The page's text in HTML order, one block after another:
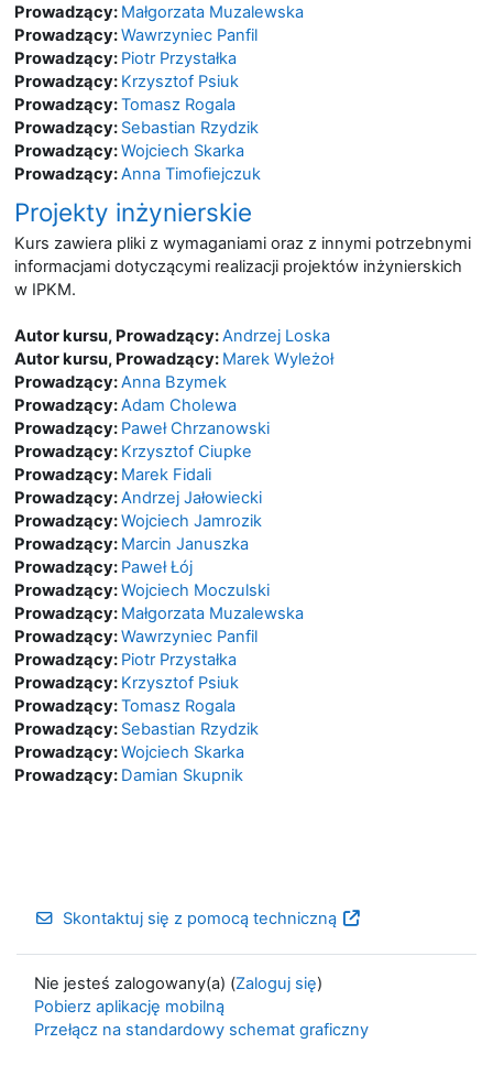
Prowadzący: Małgorzata Muzalewska
Prowadzący:Wawrzyniec Panfil
Prowadzący: Piotr Przystałka
Prowadzący: Krzysztof Psiuk
Prowadzący:Tomasz Rogala
Prowadzący: Sebastian Rzydzik
Prowadzący:Wojciech Skarka
Prowadzący:Anna Timofiejczuk
Projekty inżynierskie
Kurs zawiera pliki z wymaganiami oraz z innymi potrzebnymi
informacjami dotyczącymi realizacji projektów inżynierskich
w IPKM.
Autor kursu, Prowadzący:Andrzej Loska
Autor kursu, Prowadzący: Marek Wyleżoł
Prowadzący:Anna Bzymek
Prowadzący:Adam Cholewa
Prowadzący: Paweł Chrzanowski
Prowadzący: Krzysztof Ciupke
Prowadzący: Marek Fidali
Prowadzący:Andrzej Jałowiecki
Prowadzący:Wojciech Jamrozik
Prowadzący: Marcin Januszka
Prowadzący: Paweł Łój
Prowadzący:Wojciech Moczulski
Prowadzący: Małgorzata Muzalewska
Prowadzący:Wawrzyniec Panfil
Prowadzący: Piotr Przystałka
Prowadzący: Krzysztof Psiuk
Prowadzący:Tomasz Rogala
Prowadzący: Sebastian Rzydzik
Prowadzący:Wojciech Skarka
Prowadzący: Damian Skupnik
Skontaktuj się z pomocą techniczną
Nie jesteś zalogowany(a) (Zaloguj się)
Pobierz aplikację mobilną
Przełącz na standardowy schemat graficzny